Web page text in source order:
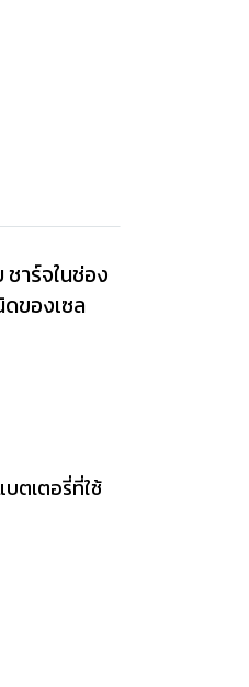
ชาร์จในช่อง
ของเซล
ตเตอรี่ที่ใช้